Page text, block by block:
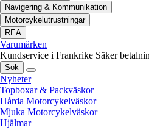
Navigering & Kommunikation
Motorcykelutrustningar
REA
Varumärken
Kundservice i Frankrike Säker
Sök
Nyheter
Topboxar & Packväskor
Hårda Motorcykelväskor
Mjuka Motorcykelväskor
Hjälmar